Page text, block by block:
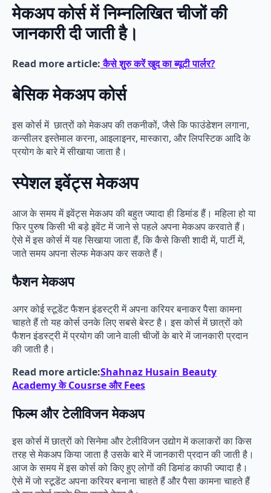
मेकअप कोर्स में निम्नलिखित चीजों की
जानकारी दी जाती है।
Read more article:कैसे शुरु करें खुद का ब्यूटी पार्लर?
बेसिक मेकअप कोर्स
इस कोर्स में छात्रों को मेकअप की तकनीकों, जैसे कि फाउंडेशन लगाना,
कन्सीलर इस्तेमाल करना, आइलाइनर, मास्कारा, और लिपस्टिक आदि के
प्रयोग के बारे में सीखाया जाता है।
स्पेशल इवेंट्स मेकअप
आज के समय में इवेंट्स मेकअप की बहुत ज्यादा ही डिमांड हैं। महिला हो या
फिर पुरुष किसी भी बड़े इवेंट में जाने से पहले अपना मेकअप करवाते हैं।
ऐसे में इस कोर्स में यह सिखाया जाता हैं, कि कैसे किसी शादी में, पार्टी में,
जाते समय अपना सेल्फ मेकअप कर सकते हैं।
फैशन मेकअप
अगर कोई स्टूडेंट फैशन इंडस्ट्री में अपना करियर बनाकर पैसा कामना
चाहते हैं तो यह कोर्स उनके लिए सबसे बेस्ट है। इस कोर्स में छात्रों को
फैशन इंडस्ट्री में प्रयोग की जाने वाली चीजों के बारे में जानकारी प्रदान
की जाती है।
Read more article:Shahnaz Husain Beauty
Academy के Cousrse और Fees
फिल्म और टेलीविजन मेकअप
इस कोर्स में छात्रों को सिनेमा और टेलीविजन उद्योग में कलाकरों का किस
तरह से मेकअप किया जाता है उसके बारे में जानकारी प्रदान की जाती है।
आज के समय में इस कोर्स को किए हुए लोगों की डिमांड काफी ज्यादा है।
ऐसे में जो स्टूडेंट अपना करियर बनाना चाहते हैं और पैसा कामना चाहते हैं